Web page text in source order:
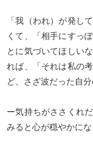
「我（われ）が発し
くて、「相手にすっ
とに気づいてほしい
れば、「それは私の
ど、さざ波だった自
ー気持ちがささくれ
みると心が穏やかに